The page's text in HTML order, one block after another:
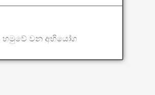
හමුවේ වන අභියෝග